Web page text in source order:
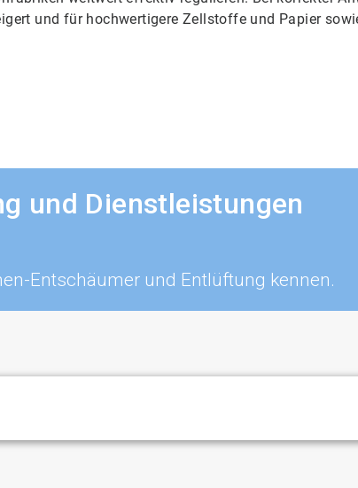
und für hochwertigere Zellstoffe und Papier
und Dienstleistungen
Entschäumer und Entlüftung kennen.